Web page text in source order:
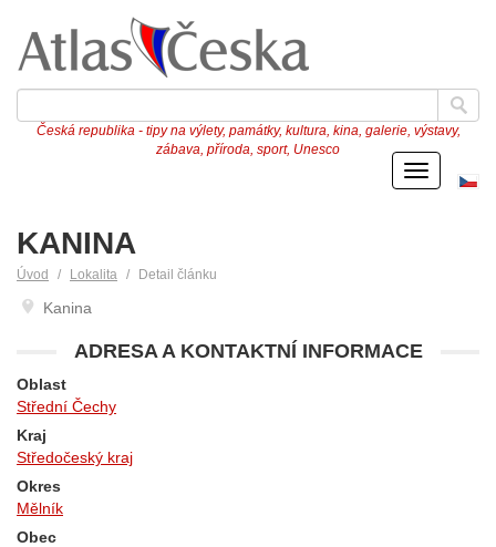
Česká republika - tipy na výlety, památky, kultura, kina, galerie, výstavy,
zábava, příroda, sport, Unesco
Menu
KANINA
Úvod Lokalita Detail článku
Kanina
ADRESA A KONTAKTNÍ INFORMACE
Oblast
Střední Čechy
Kraj
Středočeský kraj
Okres
Mělník
Obec